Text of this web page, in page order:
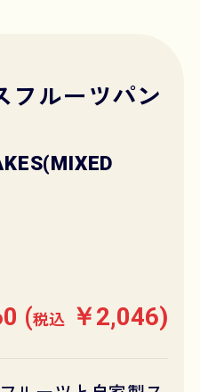
フルーツパン
(税込 ￥2,046)